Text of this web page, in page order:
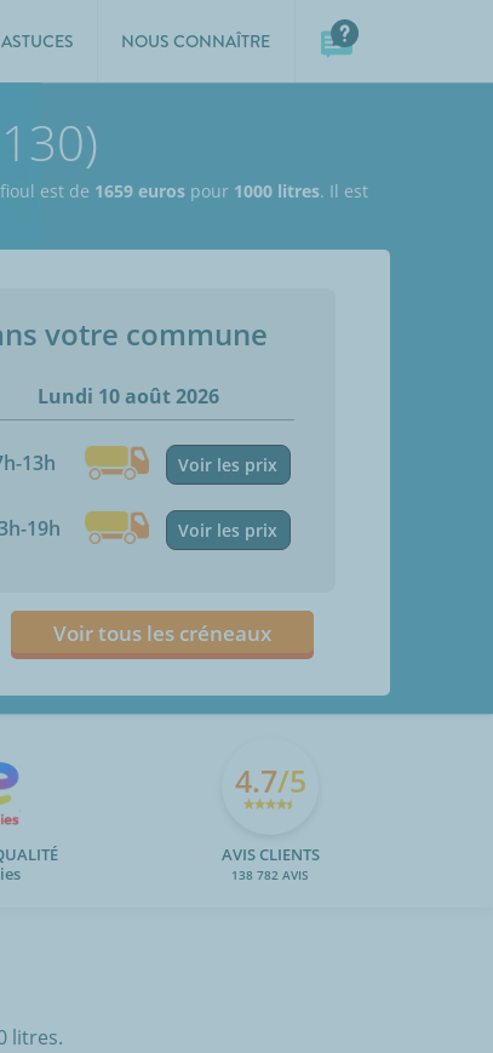
NOUS CONNAÎTRE
est de 1659 euros pour 1000 litres. Il est
votre commune
Lundi 10 août 2026
13h Voir les prix
19h Voir les prix
Voir tous les créneaux
4.7/5
AVIS CLIENTS
138 782 AVIS
litres.